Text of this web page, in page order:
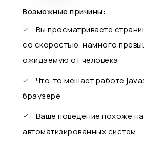
Возможные причины:
Вы просматриваете
со скоростью, намного
ожидаемую от человека
Что-то мешает работе
браузере
Ваше поведение похоже
автоматизированных систем